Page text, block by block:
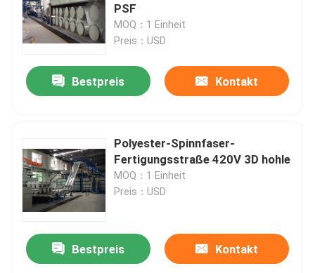
PSF
MOQ：1 Einheit
Preis：USD
Bestpreis Kontakt
Polyester-Spinnfaser-
Fertigungsstraße 420V 3D hohle
MOQ：1 Einheit
Preis：USD
Bestpreis Kontakt